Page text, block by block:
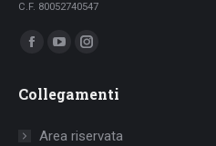
C.F. 80052740547
Ci puoi trovare su:
Facebook
opens
YouTube
opens
Instagram
opens
Collegamenti
Area riservata